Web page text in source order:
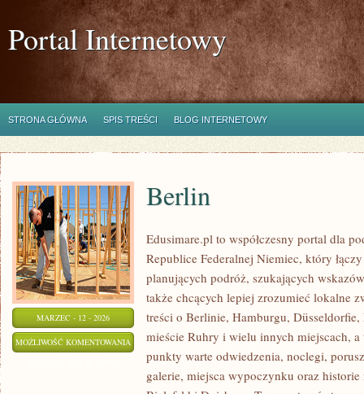
Portal Internetowy
STRONA GŁÓWNA SPIS TREŚCI BLOG INTERNETOWY
MARZEC - 12 - 2026
MOŻLIWOŚĆ KOMENTOWANIA BERLIN
Berlin
Edusimare.pl to współczesny portal dla
Republice Federalnej Niemiec, który
planujących podróż, szukających
także chcących lepiej zrozumieć lokalne
treści o Berlinie, Hamburgu,
mieście Ruhry i wielu innych miejscach,
punkty warte odwiedzenia, noclegi,
galerie, miejsca wypoczynku oraz